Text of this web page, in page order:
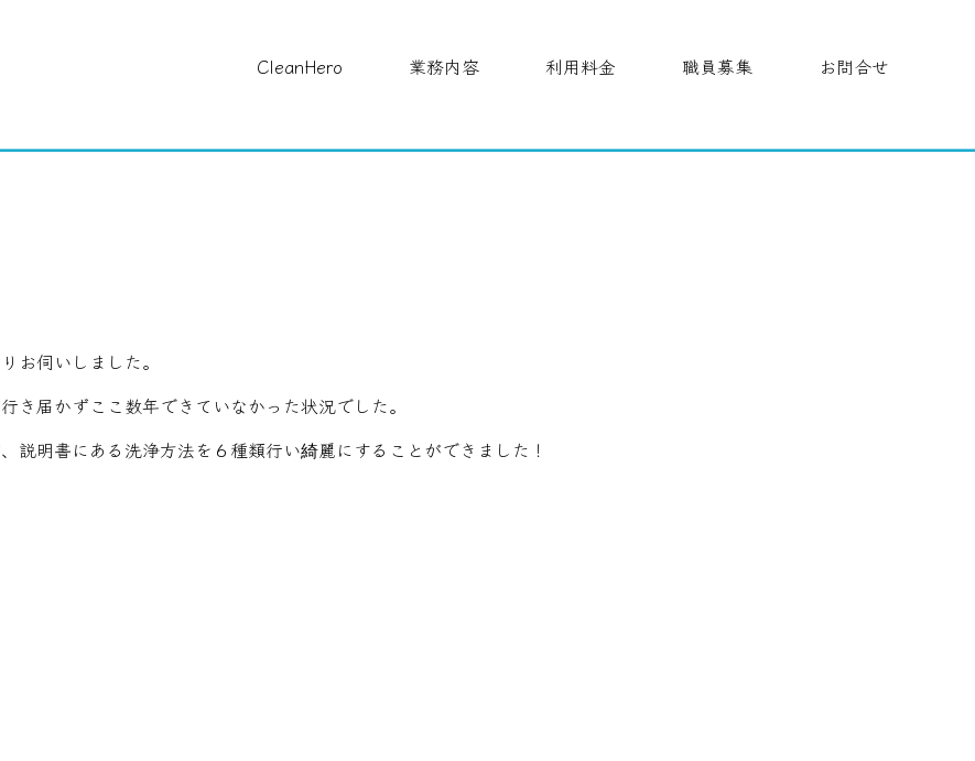
CleanHero 業務内容 利用料金 職員募集 お問合せ
お伺いしました。
届かずここ数年できていなかった状況でした。
説明書にある洗浄方法を６種類行い綺麗にすることができました！